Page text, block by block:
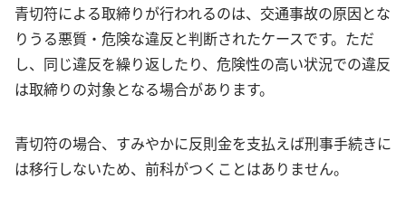
青切符による取締りが行われるのは、交通事故の原因とな
りうる悪質・危険な違反と判断されたケースです。ただ
し、同じ違反を繰り返したり、危険性の高い状況での違反
は取締りの対象となる場合があります。
青切符の場合、すみやかに反則金を支払えば刑事手続きに
は移行しないため、前科がつくことはありません。